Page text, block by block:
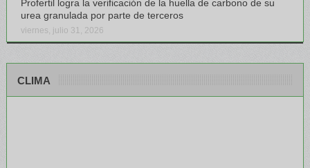
Profertil logra la verificación de la huella de carbono de su
urea granulada por parte de terceros
viernes, julio 31, 2026
CLIMA